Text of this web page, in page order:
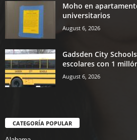
Moho en
universitarios
August 6, 2026
Gadsden City
escolares con 1
August 6, 2026
CATEGORÍA POPULAR